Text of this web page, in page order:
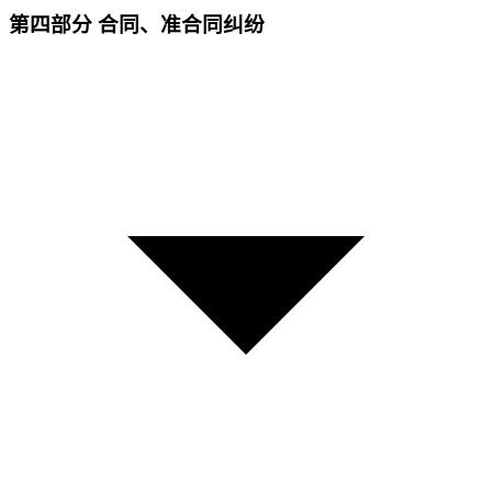
第四部分 合同、准合同纠纷